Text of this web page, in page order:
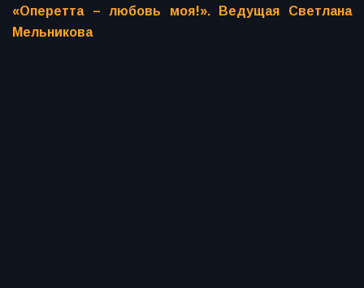
«Оперетта – любовь моя!». Ведущая Светлана
Мельникова